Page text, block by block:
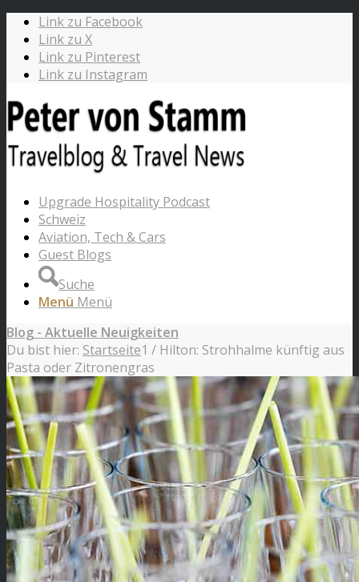
Link zu Facebook
Link zu X
Link zu Pinterest
Link zu Instagram
Upgrade Hospitality Podcast
Schweiz
Aviation, Tech & Cars
Guest Blogs
Suche
Menü Menü
Blog - Aktuelle Neuigkeiten
Du bist hier: Startseite1 / Hilton: Strohhalme künftig aus
Pasta oder Zitronengras